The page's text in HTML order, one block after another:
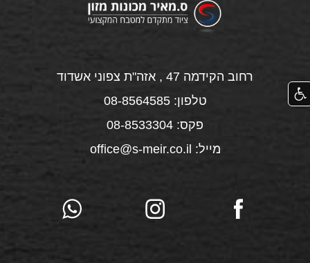
רחוב הקידמה 47 , אזה"ת צפוני אשדוד
טלפון: 08-8564585
פקס: 08-8533304
מייל: office@s-meir.co.il